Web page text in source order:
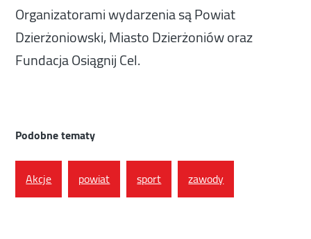
Organizatorami wydarzenia są Powiat
Dzierżoniowski, Miasto Dzierżoniów oraz
Fundacja Osiągnij Cel.
Podobne tematy
Akcje powiat sport zawody